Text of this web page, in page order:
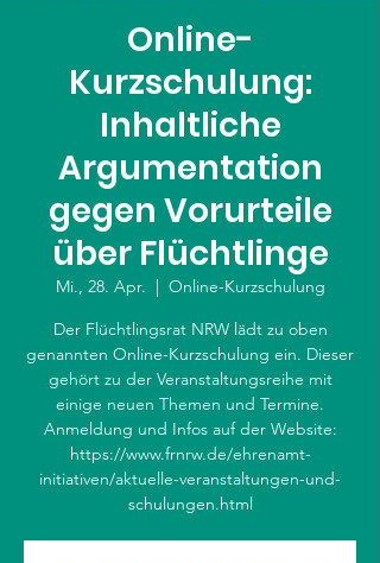
Online-
Kurzschulung:
Inhaltliche
Argumentation
gegen Vorurteile
über Flüchtlinge
Mi., 28. Apr.
  |
Online-Kurzschulung
Der Flüchtlingsrat NRW lädt zu oben
genannten Online-Kurzschulung ein. Dieser
gehört zu der Veranstaltungsreihe mit
einige neuen Themen und Termine.
Anmeldung und Infos auf der Website:
https://www.frnrw.de/ehrenamt-
initiativen/aktuelle-veranstaltungen-und-
schulungen.html